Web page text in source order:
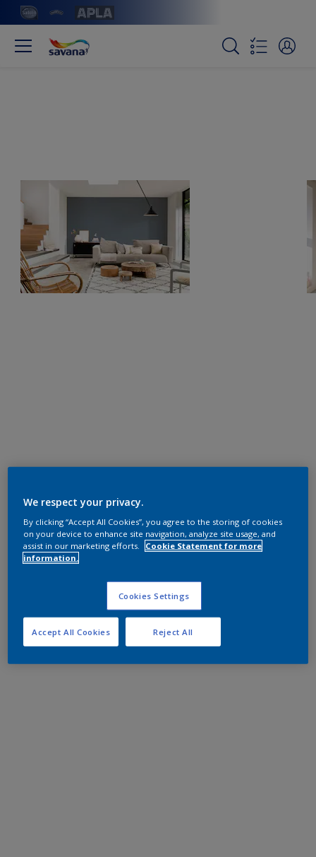
We respect your privacy.
By clicking “Accept All Cookies”, you agree to the storing of cookies
on your device to enhance site navigation, analyze site usage, and
assist in our marketing efforts.
Cookie Statement for more
information.
Cookies Settings
Reject All
Accept All Cookies